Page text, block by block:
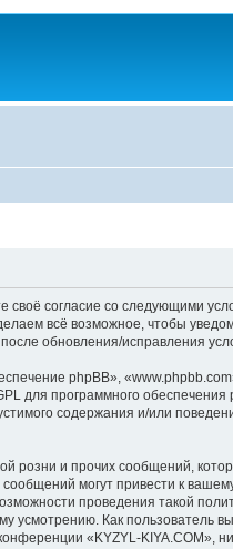
согласие со следующими
всё возможное, чтобы
обновления/исправления
phpBB»,
для программного обеспечения
содержания и/или
розни и прочих сообщений,
могут привести к
проведения такой
Как пользователь
«KYZYL-KIYA.COM»,